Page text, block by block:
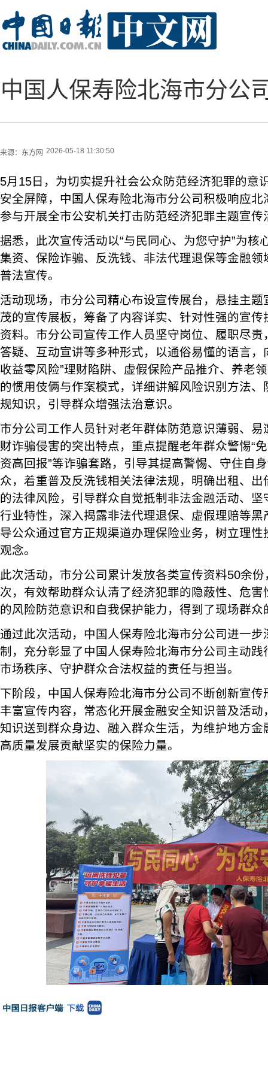
中国人保寿险北海市分公
来源： 东方网 2026-05-18 11:30:50
5月15日，为切实提升社会公众防范经济犯罪的意
安全屏障，中国人保寿险北海市分公司积极响应
参与开展全市公安机关打击防范经济犯罪主题宣传
据悉，此次宣传活动以“与民同心、为您守护”为核
集资、保险诈骗、反洗钱、非法代理退保等金融
普法宣传。
活动现场，市分公司精心布设宣传展台，悬挂主
茂的宣传展板，筹备了内容详实、针对性强的宣
资料。市分公司宣传工作人员坚守岗位、履职尽
答疑、互动宣讲等多种形式，以通俗易懂的语言，
收益零风险”理财陷阱、虚假保险产品推介、养老
的惯用伎俩与作案模式，详细讲解风险识别方法
规知识，引导群众增强法治意识。
市分公司工作人员针对老年群体防范意识薄弱、
财诈骗侵害的突出特点，重点提醒老年群众警惕“
资高回报”等诈骗套路，引导其提高警惕、守住自
众，着重普及反洗钱相关法律法规，明确出租、
的法律风险，引导群众自觉抵制非法金融活动、
行业特性，深入揭露非法代理退保、虚假理赔等
导公众通过官方正规渠道办理保险业务，树立理
观念。
此次活动，市分公司累计发放各类宣传资料50余
次，有效帮助群众认清了经济犯罪的隐蔽性、危
的风险防范意识和自我保护能力，得到了现场群
通过此次活动，中国人保寿险北海市分公司进一
制，充分彰显了中国人保寿险北海市分公司主动
市场秩序、守护群众合法权益的责任与担当。
下阶段，中国人保寿险北海市分公司不断创新宣
丰富宣传内容，常态化开展金融安全知识普及活
知识送到群众身边、融入群众生活，为维护地方
高质量发展贡献坚实的保险力量。